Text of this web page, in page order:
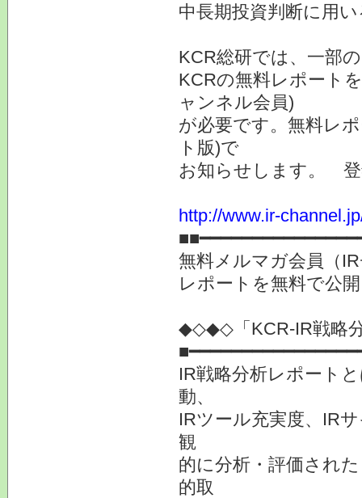
中長期投資判断に用
KCR総研では、一部
KCRの無料レポート
ャンネル会員)
が必要です。無料レ
ト版)で
お知らせします。
http://www.ir-
無料メルマガ会員（
レポートを無料で
◆◇◆◇「KCR-IR戦
IR戦略分析レポート
動、
IRツール充実度、IR
観
的に分析・評価され
的取